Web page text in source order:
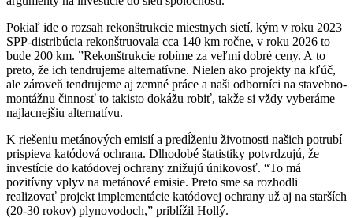
Pokiaľ ide o rozsah rekonštrukcie miestnych sietí, kým v roku 2023
SPP-distribúcia rekonštruovala cca 140 km ročne, v roku 2026 to
bude 200 km. ”Rekonštrukcie robíme za veľmi dobré ceny. A to
preto, že ich tendrujeme alternatívne. Nielen ako projekty na kľúč,
ale zároveň tendrujeme aj zemné práce a naši odborníci na stavebno-
montážnu činnosť to takisto dokážu robiť, takže si vždy vyberáme
najlacnejšiu alternatívu.
K riešeniu metánových emisií a predĺženiu životnosti našich potrubí
prispieva katódová ochrana. Dlhodobé štatistiky potvrdzujú, že
investície do katódovej ochrany znižujú únikovosť. “To má
pozitívny vplyv na metánové emisie. Preto sme sa rozhodli
realizovať projekt implementácie katódovej ochrany už aj na starších
(20-30 rokov) plynovodoch,” priblížil Hollý.